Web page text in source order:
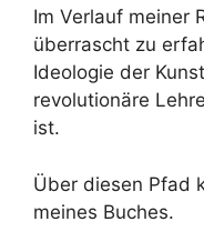
Im Verlauf meiner
überrascht zu
Ideologie der
revolutionäre
ist.
Über diesen Pfad
meines Buches.